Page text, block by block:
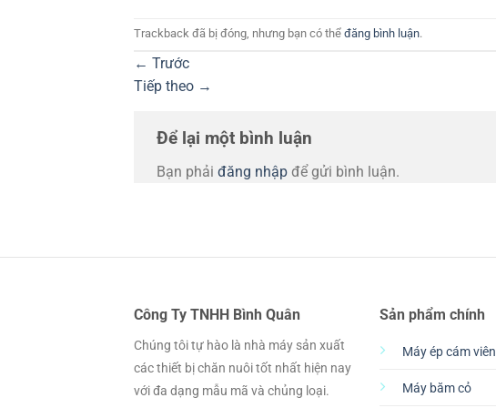
Trackback đã bị đóng, nhưng bạn có thể đăng bình luận.
← Trước
Tiếp theo →
Để lại một bình luận
Bạn phải đăng nhập để gửi bình luận.
Công Ty TNHH Bình Quân
Chúng tôi tự hào là nhà máy sản xuất
các thiết bị chăn nuôi tốt nhất hiện nay
với đa dạng mẫu mã và chủng loại.
Sản phẩm chính
Máy ép cám viên
Máy băm cỏ